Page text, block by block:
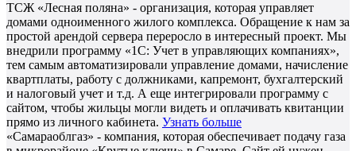
ТСЖ «Лесная поляна» - организация, которая управляет
домами одноименного жилого комплекса. Обращение к нам за
простой арендой сервера переросло в интересный проект. Мы
внедрили программу «1С: Учет в управляющих компаниях»,
тем самым автоматизировали управление домами, начисление
квартплаты, работу с должниками, капремонт, бухгалтерский
и налоговый учет и т.д. А еще интегрировали программу с
сайтом, чтобы жильцы могли видеть и оплачивать квитанции
прямо из личного кабинета. Узнать больше
«Самараоблгаз» - компания, которая обеспечивает подачу газа